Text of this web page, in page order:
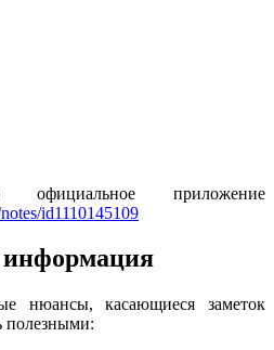
приложение
id1110145109
информация
нюансы, касающиеся заметок
полезными: